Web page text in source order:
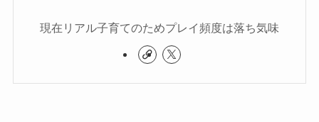
現在リアル子育てのためプレイ頻度は落ち気味